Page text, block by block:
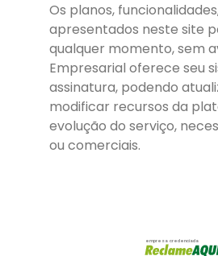
Os planos,
apresentados neste site
qualquer momento, sem
Empresarial oferece seu
assinatura, podendo
modificar recursos da
evolução do serviço,
ou comerciais.